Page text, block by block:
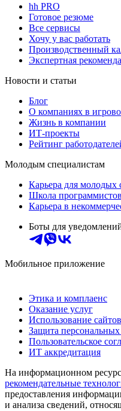
hh PRO
Готовое резюме
Все сервисы
Хочу у вас работать
Производственный
Экспертная
Новости и статьи
Блог
О компаниях в
Жизнь в компании
ИТ-проекты
Рейтинг
Молодым специалистам
Карьера для молодых
Школа программистов
Карьера в
Боты для
Мобильное приложение
Этика и комплаенс
Оказание услуг
Использование сайтов
Защита
Пользовательское
ИТ аккредитация
На информационном
рекомендательные
предоставления
и анализа сведений,